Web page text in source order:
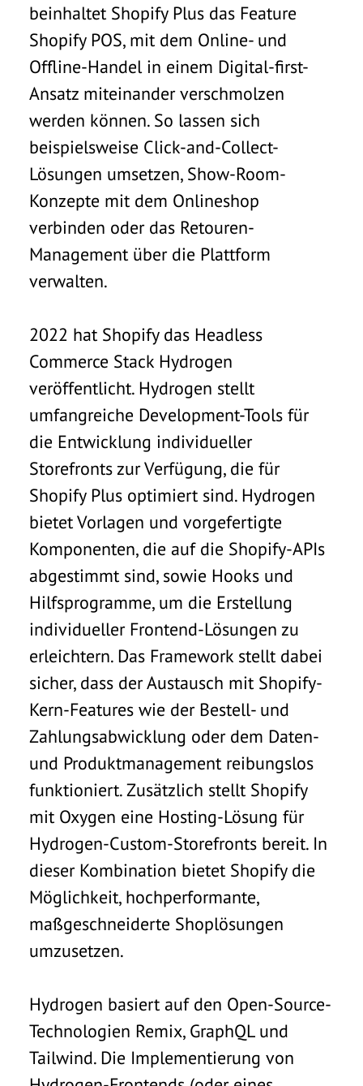
beinhaltet Shopify Plus das Feature
Shopify POS, mit dem Online- und
Offline-Handel in einem Digital-first-
Ansatz miteinander verschmolzen
werden können. So lassen sich
beispielsweise Click-and-Collect-
Lösungen umsetzen, Show-Room-
Konzepte mit dem Onlineshop
verbinden oder das Retouren-
Management über die Plattform
verwalten.
2022 hat Shopify das Headless
Commerce Stack Hydrogen
veröffentlicht. Hydrogen stellt
umfangreiche Development-Tools für
die Entwicklung individueller
Storefronts zur Verfügung, die für
Shopify Plus optimiert sind. Hydrogen
bietet Vorlagen und vorgefertigte
Komponenten, die auf die Shopify-APIs
abgestimmt sind, sowie Hooks und
Hilfsprogramme, um die Erstellung
individueller Frontend-Lösungen zu
erleichtern. Das Framework stellt dabei
sicher, dass der Austausch mit Shopify-
Kern-Features wie der Bestell- und
Zahlungsabwicklung oder dem Daten-
und Produktmanagement reibungslos
funktioniert.Zusätzlich stellt Shopify
mit Oxygen eine Hosting-Lösung für
Hydrogen-Custom-Storefronts bereit. In
dieser Kombination bietet Shopify die
Möglichkeit, hochperformante,
maßgeschneiderte Shoplösungen
umzusetzen.
Hydrogen basiert auf den Open-Source-
Technologien Remix, GraphQL und
Tailwind. Die Implementierung von